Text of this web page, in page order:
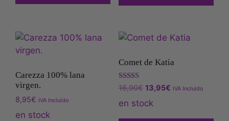
Carezza 100% lana
virgen.
8,95€ IVA Incluído
en stock
Comet de Katia
Valorado
con
5.00
de 5
16,90€ 13,95€ IVA Incluído
en stock